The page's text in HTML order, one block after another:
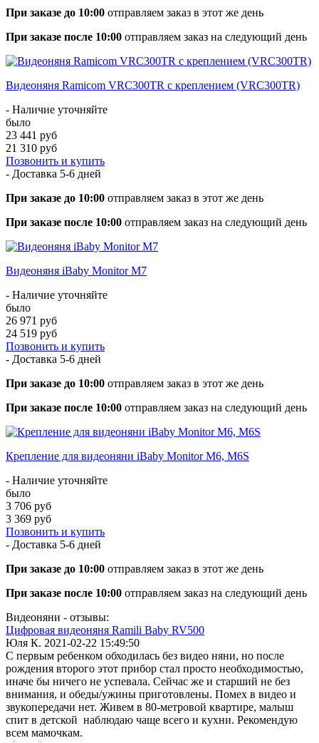
При заказе до 10:00 отправляем заказ в этот же день
При заказе после 10:00 отправляем заказ на следующий день
Видеоняня Ramicom VRC300TR с креплением (VRC300TR)
- Наличие уточняйте
было
23 441 руб
21 310 руб
Позвонить и купить
- Доставка 5-6 дней
При заказе до 10:00 отправляем заказ в этот же день
При заказе после 10:00 отправляем заказ на следующий день
Видеоняня iBaby Monitor M7
- Наличие уточняйте
было
26 971 руб
24 519 руб
Позвонить и купить
- Доставка 5-6 дней
При заказе до 10:00 отправляем заказ в этот же день
При заказе после 10:00 отправляем заказ на следующий день
Крепление для видеоняни iBaby Monitor M6, M6S
- Наличие уточняйте
было
3 706 руб
3 369 руб
Позвонить и купить
- Доставка 5-6 дней
При заказе до 10:00 отправляем заказ в этот же день
При заказе после 10:00 отправляем заказ на следующий день
Видеоняни - отзывы:
Цифровая видеоняня Ramili Baby RV500
Юля К. 2021-02-22 15:49:50
С первым ребенком обходилась без видео няни, но после
рождения второго этот прибор стал просто необходимостью,
иначе бы ничего не успевала. Сейчас же и старший не без
внимания, и обеды/ужины приготовлены. Помех в видео и
звукопередачи нет. Живем в 80-метровой квартире, малыш
спит в детской наблюдаю чаще всего и кухни. Рекомендую
всем мамочкам.